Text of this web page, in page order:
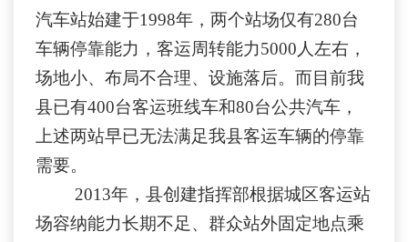
汽车站始建于1998年，两个站场仅有280台
车辆停靠能力，客运周转能力5000人左右，
场地小、布局不合理、设施落后。而目前我
县已有400台客运班线车和80台公共汽车，
上述两站早已无法满足我县客运车辆的停靠
需要。
2013年，县创建指挥部根据城区客运站
场容纳能力长期不足、群众站外固定地点乘